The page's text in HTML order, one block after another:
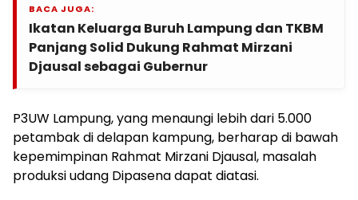
BACA JUGA:
Ikatan Keluarga Buruh Lampung dan TKBM
Panjang Solid Dukung Rahmat Mirzani
Djausal sebagai Gubernur
P3UW Lampung, yang menaungi lebih dari 5.000
petambak di delapan kampung, berharap di bawah
kepemimpinan Rahmat Mirzani Djausal, masalah
produksi udang Dipasena dapat diatasi.